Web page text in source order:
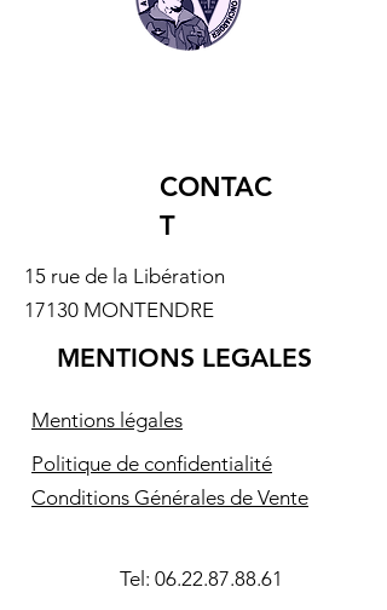
CONTAC
T
15 rue de la Libération
17130 MONTENDRE
MENTIONS LEGALES
Mentions légales
Politique de confidentialité
Conditions Générales de Vente
Tel: 06.22.87.88.61